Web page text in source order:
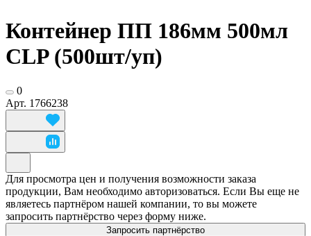
Контейнер ПП 186мм 500мл
CLP (500шт/уп)
0
Арт. 1766238
Для просмотра цен и получения возможности заказа
продукции, Вам необходимо авторизоваться. Если Вы еще не
являетесь партнёром нашей компании, то вы можете
запросить партнёрство через форму ниже.
Запросить партнёрство